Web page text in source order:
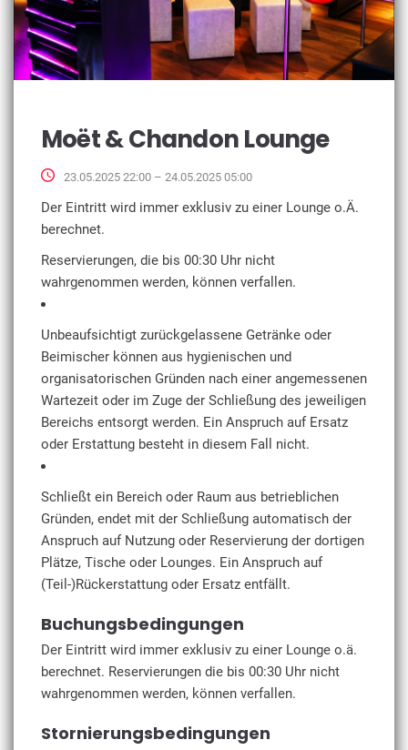
Moët & Chandon Lounge
23.05.2025 22:00 – 24.05.2025 05:00
Der Eintritt wird immer exklusiv zu einer Lounge o.Ä.
berechnet.
Reservierungen, die bis 00:30 Uhr nicht
wahrgenommen werden, können verfallen.
Unbeaufsichtigt zurückgelassene Getränke oder
Beimischer können aus hygienischen und
organisatorischen Gründen nach einer angemessenen
Wartezeit oder im Zuge der Schließung des jeweiligen
Bereichs entsorgt werden. Ein Anspruch auf Ersatz
oder Erstattung besteht in diesem Fall nicht.
Schließt ein Bereich oder Raum aus betrieblichen
Gründen, endet mit der Schließung automatisch der
Anspruch auf Nutzung oder Reservierung der dortigen
Plätze, Tische oder Lounges. Ein Anspruch auf
(Teil-)Rückerstattung oder Ersatz entfällt.
Buchungsbedingungen
Der Eintritt wird immer exklusiv zu einer Lounge o.ä.
berechnet. Reservierungen die bis 00:30 Uhr nicht
wahrgenommen werden, können verfallen.
Stornierungsbedingungen